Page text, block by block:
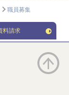
職員募集
料請求